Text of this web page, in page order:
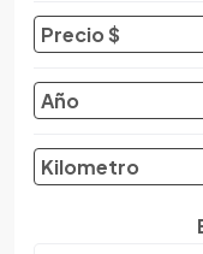
Datsun
Dayun
Derbi
Dfsk
Dmc
Dodge
Precio $
Año
Kilometro